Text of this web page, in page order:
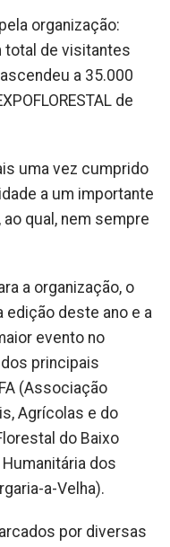
organização:
total de visitantes
a 35.000
de
uma vez cumprido
a um importante
qual, nem sempre
a organização, o
deste ano e a
evento no
principais
(Associação
Agrícolas e do
do Baixo
dos
a-Velha).
por diversas